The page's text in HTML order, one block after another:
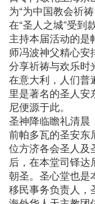
为“为中国教会祈祷
在“圣人之城”受到
主持本届活动的是
师冯波神父精心安
分享祈祷与欢乐时
在意大利，人们普
里是著名的圣人
尼便源于此。
圣神降临瞻礼清晨
前帕多瓦的圣安东
位方济各会圣人及
后，在本堂司铎达
朝圣。圣心堂也是
移民事务负责人，